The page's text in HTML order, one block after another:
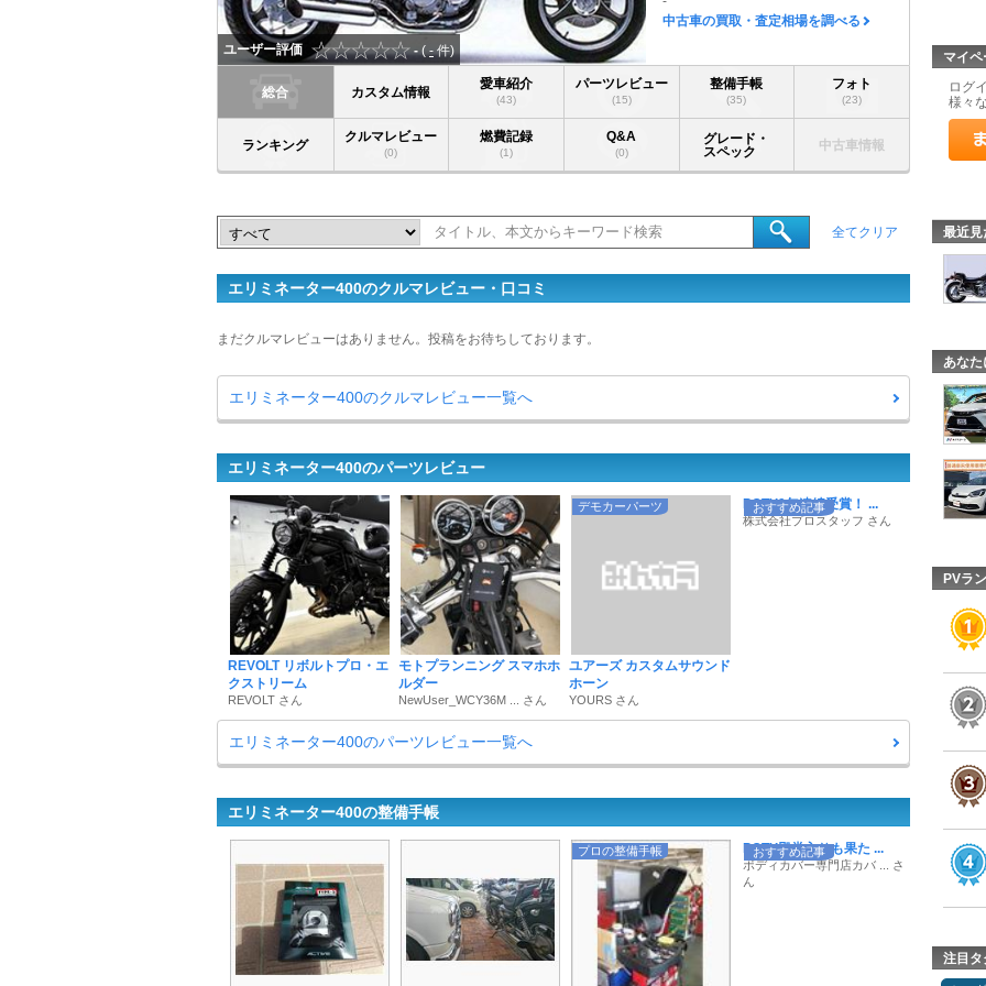
ユーザー評価 - ( -件)
中古車の買取・査定相場を調べる
総合 カスタム情報
愛車紹介
(43)
パーツレビュー
(15)
整備手帳
(35)
フォト
(23)
ランキング
クルマレビュー
(0)
燃費記録
(1)
Q&A
(0)
グレード・
スペック
中古車情報
全てクリア
エリミネーター400のクルマレビュー・口コミ
まだクルマレビューはありません。投稿をお待ちしております。
エリミネーター400のクルマレビュー一覧へ
エリミネーター400のパーツレビュー
REVOLT リボルトプロ・エ
クストリーム
REVOLT さん
モトプランニング スマホホ
ルダー
NewUser_WCY36M ... さん
デモカーパーツ
ユアーズ カスタムサウンド
ホーン
YOURS さん
おすすめ記事
POTY9年連続受賞！ ...
株式会社プロスタッフ さん
エリミネーター400のパーツレビュー一覧へ
エリミネーター400の整備手帳
プロの整備手帳 おすすめ記事
POTY殿堂入りも果た ...
ボディカバー専門店カバ ... さ
ん
マイ
ログ
様々
最近見
あなた
PVラ
注目タ